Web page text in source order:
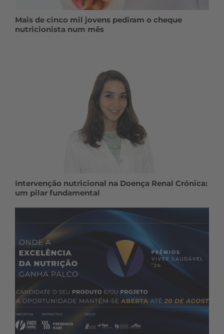
Mais de cinco mil jovens pediram o cheque
nutricionista num mês
Intervenção nutricional na Doença Renal Crónica:
um pilar fundamental